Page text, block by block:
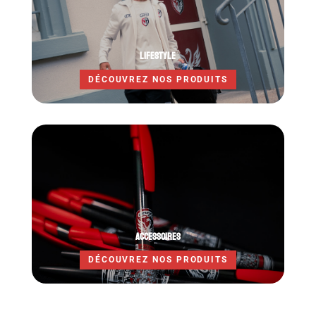
LIFESTYLE
DÉCOUVREZ NOS PRODUITS
ACCESSOIRES
DÉCOUVREZ NOS PRODUITS